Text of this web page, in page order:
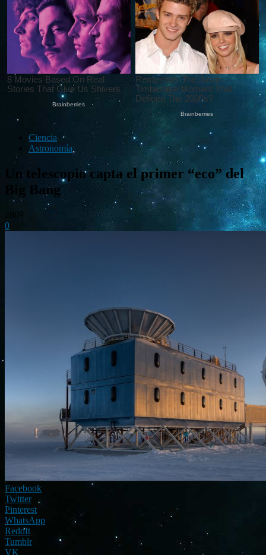
Ciencia
Astronomía
Un telescopio capta el primer “eco” del
Big Bang
0
Facebook
Twitter
Pinterest
WhatsApp
ReddIt
Tumblr
VK